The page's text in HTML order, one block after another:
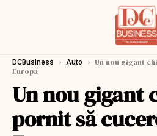
DCBusiness › Auto › Un nou gigant
Europa
Un nou gigant
pornit să